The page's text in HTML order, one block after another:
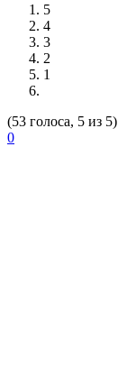
5
4
3
2
1
(53 голоса, 5 из 5)
0